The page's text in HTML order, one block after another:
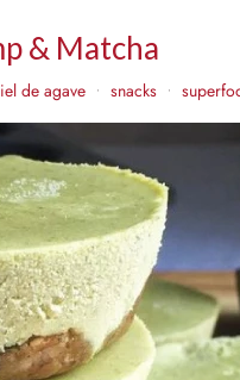
& Matcha
de agave • snacks •